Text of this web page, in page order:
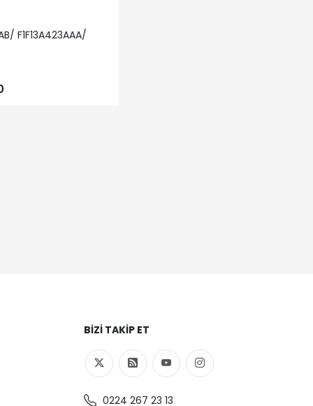
F1F13A423AAA/
BIZI TAKIP ET
0224 267 23 13